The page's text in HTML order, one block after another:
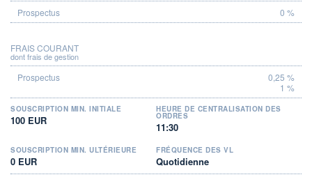
0 %
FRAIS COURANT
dont frais de gestion
0,25 %
1 %
SOUSCRIPTION MIN. INITIALE
100 EUR
HEURE DE CENTRALISATION DES
ORDRES
11:30
SOUSCRIPTION MIN. ULTÉRIEURE
0 EUR
FRÉQUENCE DES VL
Quotidienne